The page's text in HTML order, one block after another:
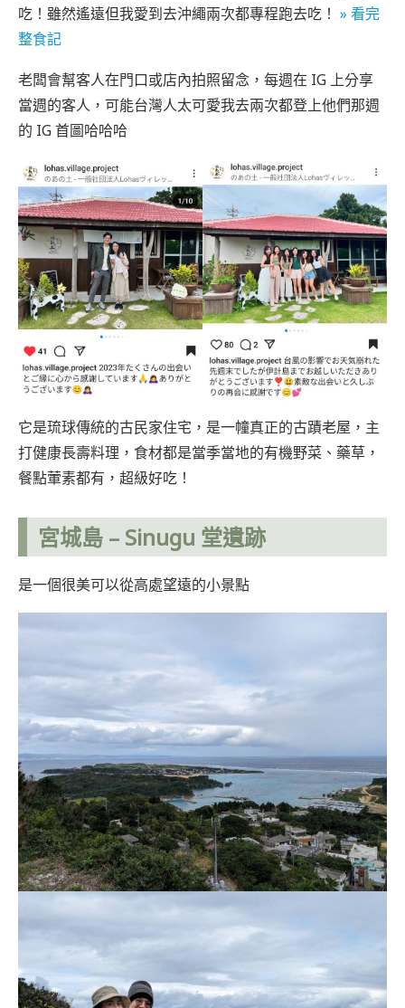
吃！雖然遙遠但我愛到去沖繩兩次都專程跑去吃！ » 看完
整食記
老闆會幫客人在門口或店內拍照留念，每週在 IG 上分享
當週的客人，可能台灣人太可愛我去兩次都登上他們那週
的 IG 首圖哈哈哈
它是琉球傳統的古民家住宅，是一幢真正的古蹟老屋，主
打健康長壽料理，食材都是當季當地的有機野菜、藥草，
餐點葷素都有，超級好吃！
宮城島 – Sinugu 堂遺跡
是一個很美可以從高處望遠的小景點